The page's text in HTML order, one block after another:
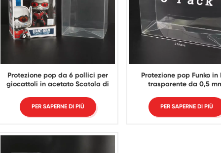
Protezione pop da 6 pollici per
giocattoli in acetato Scatola di
Protezione pop Funko
PER SAPERNE DI PIÙ
Protezione pop Funko in
trasparente da 0,5
PER SAPERNE DI PIÙ